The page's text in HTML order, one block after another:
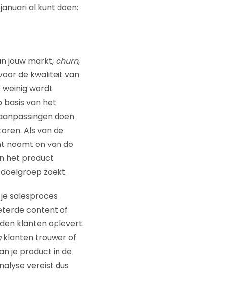
al kunt doen:
jouw markt, churn,
de kwaliteit van
weinig wordt
basis van het
doen
Als van de
neemt en van de
het product
zoekt.
salesproces.
content of
klanten oplevert.
klanten trouwer of
je product in de
vereist dus